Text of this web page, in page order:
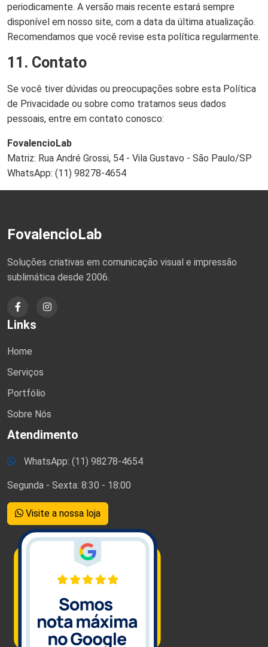
periodicamente. A versão mais recente estará sempre
disponível em nosso site, com a data da última atualização.
Recomendamos que você revise esta política regularmente.
11. Contato
Se você tiver dúvidas ou preocupações sobre esta Política
de Privacidade ou sobre como tratamos seus dados
pessoais, entre em contato conosco:
FovalencioLab
Matriz: Rua André Grossi, 54 - Vila Gustavo - São Paulo/SP
WhatsApp: (11) 98278-4654
FovalencioLab
Soluções criativas em comunicação visual e impressão
sublimática desde 2006.
Links
Home
Serviços
Portfólio
Sobre Nós
Atendimento
WhatsApp: (11) 98278-4654
Segunda - Sexta: 8:30 - 18:00
Visite a nossa loja